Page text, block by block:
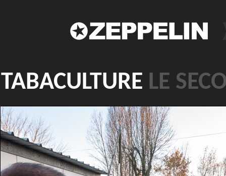
TABACULTURE LE